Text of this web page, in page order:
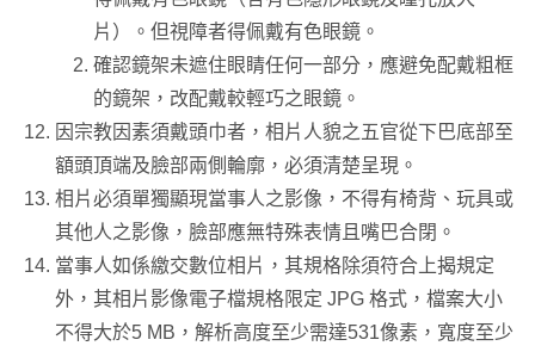
片）。但視障者得佩戴有色眼鏡。
確認鏡架未遮住眼睛任何一部分，應避免配戴粗框
的鏡架，改配戴較輕巧之眼鏡。
因宗教因素須戴頭巾者，相片人貌之五官從下巴底部至
額頭頂端及臉部兩側輪廓，必須清楚呈現。
相片必須單獨顯現當事人之影像，不得有椅背、玩具或
其他人之影像，臉部應無特殊表情且嘴巴合閉。
當事人如係繳交數位相片，其規格除須符合上揭規定
外，其相片影像電子檔規格限定 JPG 格式，檔案大小
不得大於5 MB，解析高度至少需達531像素，寬度至少